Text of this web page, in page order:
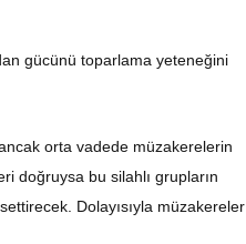
gücünü toparlama yeteneğini
orta vadede müzakerelerin
doğruysa bu silahlı grupların
Dolayısıyla müzakereler